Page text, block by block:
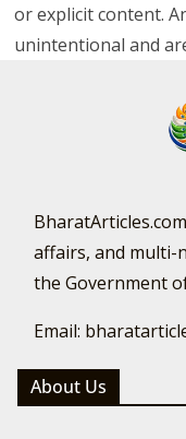
or explicit content.
unintentional and
affairs, and multi-
the Government
Email:
About Us